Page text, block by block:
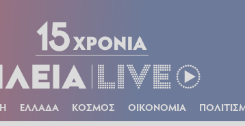
ΕΛΛΑΔΑ ΚΟΣΜΟΣ ΟΙΚΟΝΟΜΙΑ